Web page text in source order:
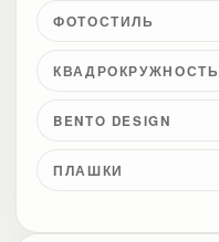
ФОТОСТИЛЬ
КВАДРОКРУЖНОСТЬ
BENTO DESIGN
ПЛАШКИ